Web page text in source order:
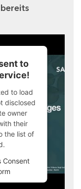
to
to load
disclosed
owner
their
the list of
Consent